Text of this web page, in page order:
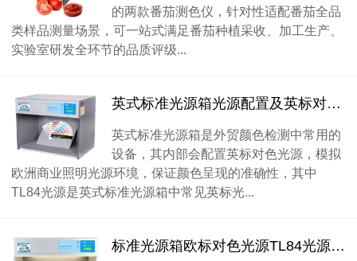
的两款番茄测色仪，针对性适配番茄全品
类样品测量场景，可一站式满足番茄种植采收、加工生产、
实验室研发全环节的品质评级...
英式标准光源箱光源配置及英标对色光源TL84光源
英式标准光源箱是外贸颜色检测中常用的
设备，其内部会配置英标对色光源，模拟
欧洲商业照明光源环境，保证颜色呈现的准确性，其中
TL84光源是英式标准光源箱中常见英标光...
标准光源箱欧标对色光源TL84光源灯管配置是怎样的？